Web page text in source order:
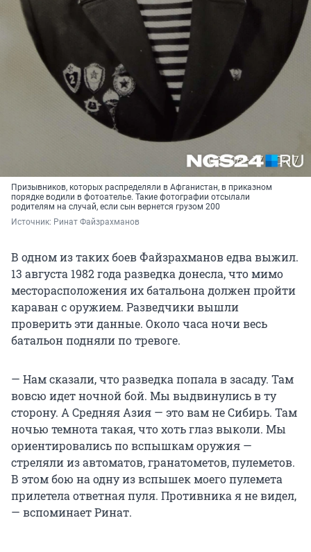
Призывников, которых распределяли в Афганистан, в приказном
порядке водили в фотоателье. Такие фотографии отсылали
родителям на случай, если сын вернется грузом 200
Источник: Ринат Файзрахманов
В одном из таких боев Файзрахманов едва выжил.
13 августа 1982 года разведка донесла, что мимо
месторасположения их батальона должен пройти
караван с оружием. Разведчики вышли
проверить эти данные. Около часа ночи весь
батальон подняли по тревоге.
— Нам сказали, что разведка попала в засаду. Там
вовсю идет ночной бой. Мы выдвинулись в ту
сторону. А Средняя Азия — это вам не Сибирь. Там
ночью темнота такая, что хоть глаз выколи. Мы
ориентировались по вспышкам оружия —
стреляли из автоматов, гранатометов, пулеметов.
В этом бою на одну из вспышек моего пулемета
прилетела ответная пуля. Противника я не видел,
— вспоминает Ринат.